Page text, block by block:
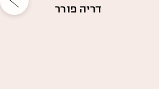
דריה פורר